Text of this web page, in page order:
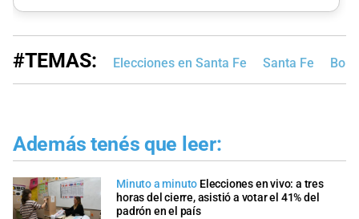
#TEMAS: Elecciones en Santa Fe Santa Fe
Además tenés que leer:
Minuto a minuto Elecciones en vivo: a tres
horas del cierre, asistió a votar el 41% del
padrón en el país